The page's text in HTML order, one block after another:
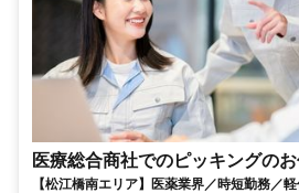
医療総合商社でのピッキングの
【松江橋南エリア】医薬業界／時短勤務／